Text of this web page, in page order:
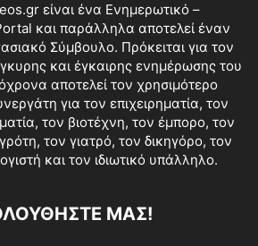
είναι ένα Ενημερωτικό –
και παράλληλα αποτελεί έναν
Σύμβουλο. Πρόκειται για τον
και έγκαιρης ενημέρωσης του
αποτελεί τον χρησιμότερο
για τον επιχειρηματία, τον
τον βιοτέχνη, τον έμπορο, τον
τον γιατρό, τον δικηγόρο, τον
και τον ιδιωτικό υπάλληλο.
ΜΑΣ!